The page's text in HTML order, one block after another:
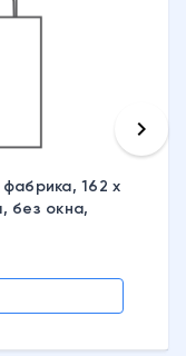
162 х
без окна,
keyboard_arrow_right